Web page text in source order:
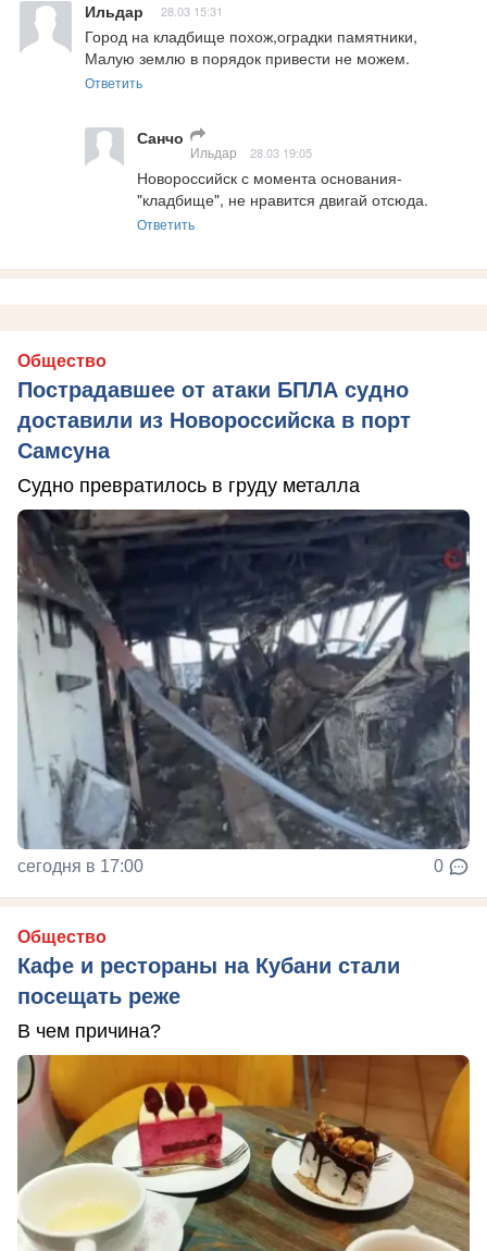
Ильдар 28.03 15:31
Город на кладбище похож,оградки памятники,
Малую землю в порядок привести не можем.
Ответить
Санчо
Ильдар 28.03 19:05
Новороссийск с момента основания-
"кладбище", не нравится двигай отсюда.
Ответить
Общество
Пострадавшее от атаки БПЛА судно
доставили из Новороссийска в порт
Самсуна
Судно превратилось в груду металла
сегодня в 17:00 0
Общество
Кафе и рестораны на Кубани стали
посещать реже
В чем причина?